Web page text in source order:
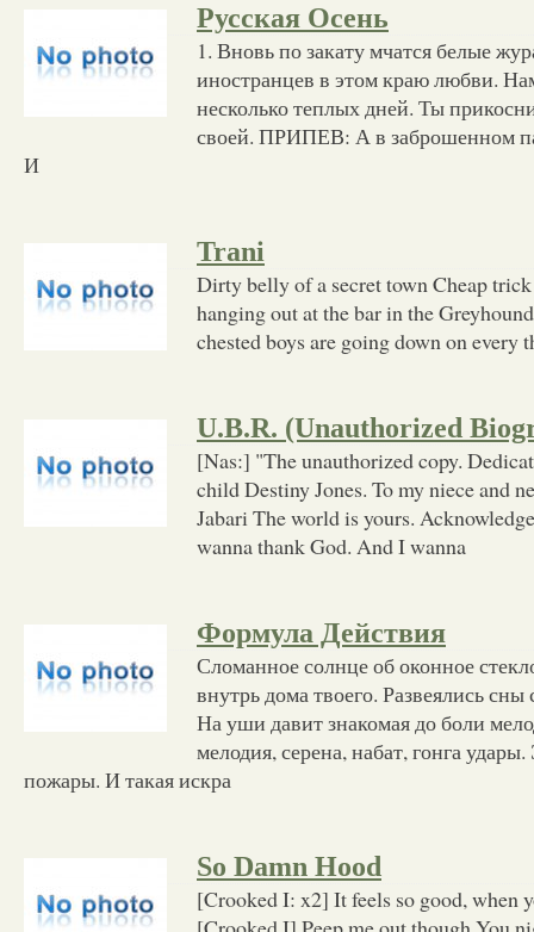
Русская Осень
1. Вновь по закату мчатся белые
иностранцев в этом краю любви.
несколько теплых дней. Ты
своей. ПРИПЕВ: А в заброшенном
И
Trani
Dirty belly of a secret town Cheap
hanging out at the bar in the
chested boys are going down on every
U.B.R. (Unauthorized
[Nas:] "The unauthorized copy.
child Destiny Jones. To my niece and
Jabari The world is yours.
wanna thank God. And I wanna
Формула Действия
Сломанное солнце об оконное
внутрь дома твоего. Развеялись
На уши давит знакомая до боли
мелодия, серена, набат, гонга
пожары. И такая искра
So Damn Hood
[Crooked I: x2] It feels so good, when